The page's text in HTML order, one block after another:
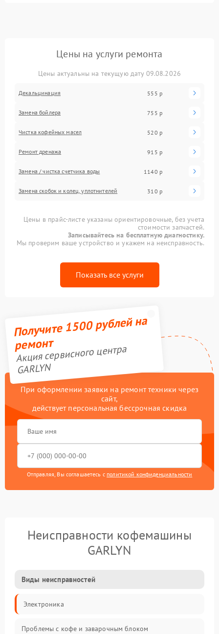
Цены на услуги ремонта
Цены актуальны на текущую дату 09.08.2026
Декальцинация 555 р
Замена бойлера 755 р
Чистка кофейных масел 520 р
Ремонт дренажа 915 р
Замена / чистка счетчика воды 1140 р
Замена скобок и колец, уплотнителей 310 р
Цены в прайс-листе указаны ориентировочные, без учета
стоимости запчастей.
Записывайтесь на бесплатную диагностику.
Мы проверим ваше устройство и укажем на неисправность.
Показать все услуги
Получите 1500 рублей на
ремонт
Акция сервисного центра
GARLYN
При оформлении заявки на ремонт техники через
сайт,
действует персональная бессрочная скидка
Отправляя, Вы соглашаетесь с политикой конфиденциальности
Неисправности кофемашины
GARLYN
Виды неисправностей
Электроника
Проблемы с кофе и заварочным блоком